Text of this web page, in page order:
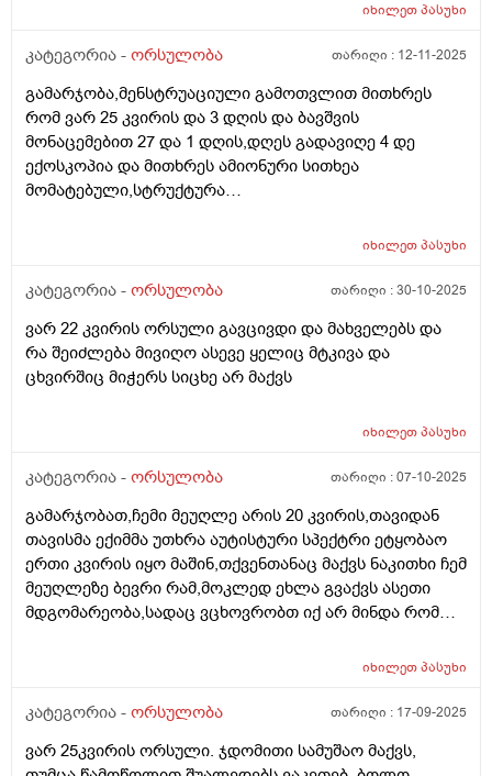
იხილეთპასუხი
კატეგორია - ორსულობა თარიღი : 12-11-2025
გამარჯობა,მენსტრუაციული გამოთვლით მითხრეს
რომ ვარ 25 კვირის და 3 დღის და ბავშვის
მონაცემებით 27 და 1 დღის,დღეს გადავიღე 4 დე
ექოსკოპია და მითხრეს ამიონური სითხეა
მომატებული,სტრუქტურა
ნაადრევი მშობიარობის,მაქვს ამ ბოლოს წელის
და ხაჭოსებრი გამონადენი,ნაცხის ანალიზმა კანდიდა
იხილეთპასუხი
კატეგორია - ორსულობა თარიღი :30-10-2025
ვარ 22 კვირის ორსული გავცივდი და მახველებს და
რა შეიძლება მივიღო ასევე ყელიც მტკივა და
ცხვირშიც მიჭერს სიცხე არ მაქვს
იხილეთპასუხი
კატეგორია - ორსულობა თარიღი :07-10-2025
გამარჯობათ,ჩემი მეუღლე არის 20 კვირის,თავიდან
თავისმა ექიმმა უთხრა აუტისტური სპექტრი ეტყობაო
ერთი კვირის იყო მაშინ,თქვენთანაც მაქვს ნაკითხი ჩემ
მეუღლეზე ბევრი რამ,მოკლედ ეხლა გვაქვს ასეთი
მდგომარეობა,სადაც ვცხოვრობთ იქ არ მინდა რომ
მკურნალობდა ჩემი მეუღლე ძალიან გაკვირვებული
იყოს,ორსულობა მიდის ძალიან
იხილეთპასუხი
კატეგორია - ორსულობა თარიღი : 17-09-2025
ვარ 25კვირის ორსული. ჯდომითი სამუშაო მაქვს,